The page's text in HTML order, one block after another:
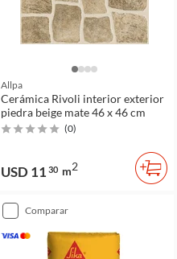
Allpa
Cerámica Rivoli interior exterior
piedra beige mate 46 x 46 cm
(0)
USD 11 30 m2
comparar